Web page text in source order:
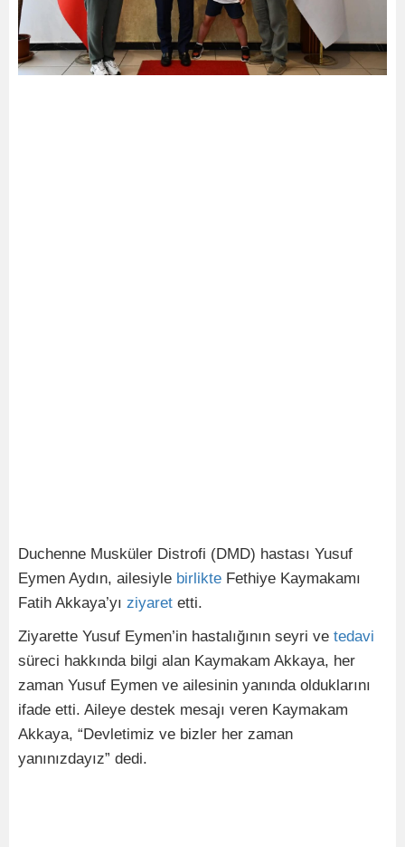
Duchenne Musküler Distrofi (DMD) hastası Yusuf
Eymen Aydın, ailesiyle birlikte Fethiye Kaymakamı
Fatih Akkaya’yı ziyaret etti.
Ziyarette Yusuf Eymen’in hastalığının seyri ve tedavi
süreci hakkında bilgi alan Kaymakam Akkaya, her
zaman Yusuf Eymen ve ailesinin yanında olduklarını
ifade etti. Aileye destek mesajı veren Kaymakam
Akkaya, “Devletimiz ve bizler her zaman
yanınızdayız” dedi.